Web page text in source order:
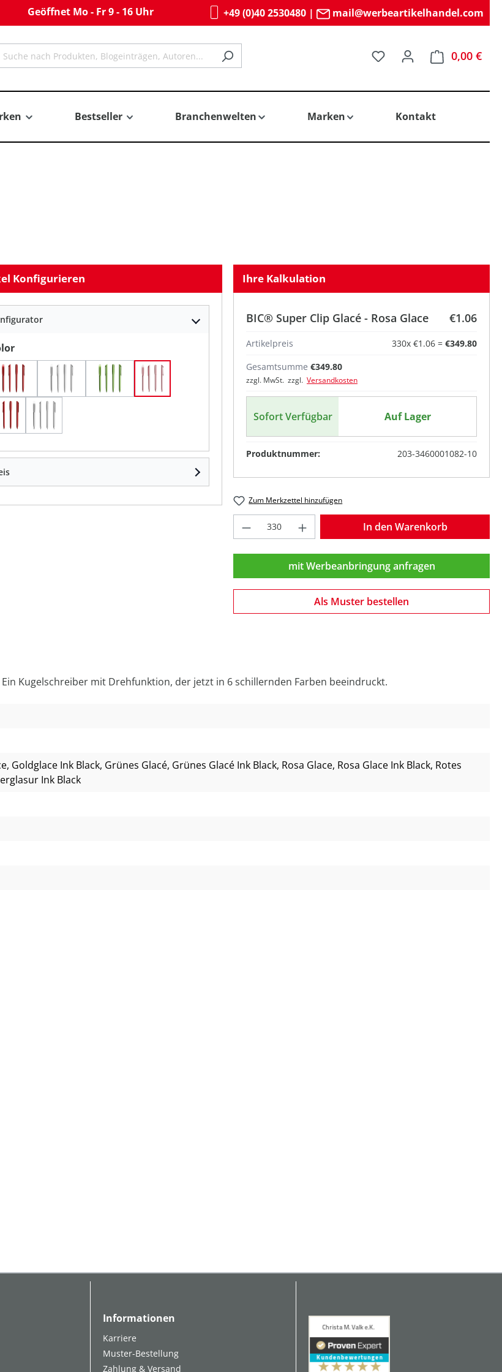
Geöffnet Mo - Fr 9 - 16 Uhr +49 (0)40 2530480| mail@werbeartikelhandel.com
Du hast 0 Produkte auf
0,00 €
Bestseller Branchenwelten Marken Kontakt
Konfigurieren
auswählen
Blaues GlacéGoldglace Grünes GlacéRosa Glace
Rotes Glacé
Ihre Kalkulation
BIC® Super Clip Glacé - Rosa Glace €1.06
Artikelpreis 330x €1.06 = €349.80
Gesamtsumme €349.80
zzgl. MwSt. zzgl. Versandkosten
Sofort Verfügbar Auf Lager
Produktnummer: 203-3460001082-10
Zum Merkzettel hinzufügen
Produkt Anzahl: Gib denIn den Warenkorb
mit Werbeanbringung anfragen
Als Muster bestellen
Kugelschreiber mit Drehfunktion, der jetzt in 6 schillernden Farben beeindruckt.
, Goldglace Ink Black, Grünes Glacé, Grünes Glacé Ink Black, Rosa Glace, Rosa Glace Ink Black, Rotes
Ink Black
Informationen
Karriere
Muster-Bestellung
Zahlung & Versand